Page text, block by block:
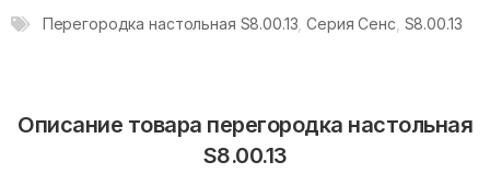
Перегородка настольная S8.00.13 ,Серия Сенс S8.00.13
Описание товара перегородка настольная
S8.00.13